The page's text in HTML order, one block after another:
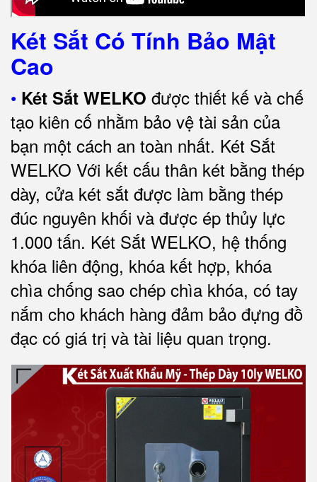
Két Sắt Có Tính Bảo Mật
Cao
• Két Sắt WELKO được thiết kế và chế
tạo kiên cố nhằm bảo vệ tài sản của
bạn một cách an toàn nhất. Két Sắt
WELKO Với kết cấu thân két bằng thép
dày, cửa két sắt được làm bằng thép
đúc nguyên khối và được ép thủy lực
1.000 tấn. Két Sắt WELKO, hệ thống
khóa liên động, khóa kết hợp, khóa
chìa chống sao chép chìa khóa, có tay
nắm cho khách hàng đảm bảo đựng đồ
đạc có giá trị và tài liệu quan trọng.